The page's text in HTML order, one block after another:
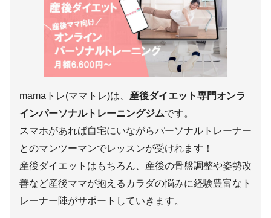
mamaトレ(ママトレ)は、 産後ダイエット専門オンラ
インパーソナルトレーニングジムです。
スマホがあれば自宅にいながらパーソナルトレーナー
とのマンツーマンでレッスンが受けれます！
産後ダイエットはもちろん、産後の骨盤調整や姿勢改
善など産後ママが抱えるカラダの悩みに経験豊富なト
レーナー陣がサポートしていきます。